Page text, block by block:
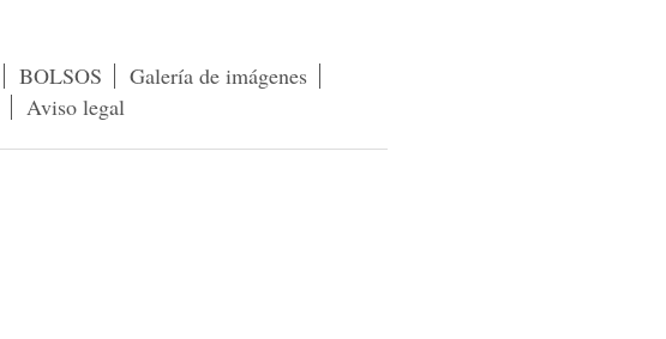
BOLSOS
Galería de imágenes
Aviso legal